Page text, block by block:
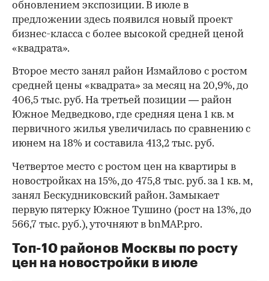
обновлением экспозиции. В июле в
предложении здесь появился новый проект
бизнес-класса с более высокой средней ценой
«квадрата».
Второе место занял район Измайлово с ростом
средней цены «квадрата» за месяц на 20,9%, до
406,5 тыс. руб. На третьей позиции — район
Южное Медведково, где средняя цена 1 кв. м
первичного жилья увеличилась по сравнению с
июнем на 18% и составила 413,2 тыс. руб.
Четвертое место с ростом цен на квартиры в
новостройках на 15%, до 475,8 тыс. руб. за 1 кв. м,
занял Бескудниковский район. Замыкает
первую пятерку Южное Тушино (рост на 13%, до
566,7 тыс. руб.), уточняют в bnMAP.pro.
Топ-10 районов Москвы по росту
цен на новостройки в июле